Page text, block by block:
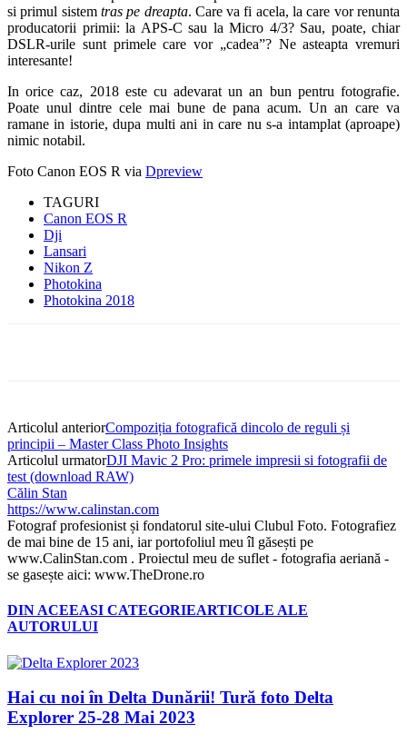
si primul sistem tras pe dreapta. Care va fi acela, la care vor renunta
producatorii primii: la APS-C sau la Micro 4/3? Sau, poate, chiar
DSLR-urile sunt primele care vor „cadea”? Ne asteapta vremuri
interesante!
In orice caz, 2018 este cu adevarat un an bun pentru fotografie.
Poate unul dintre cele mai bune de pana acum. Un an care va
ramane in istorie, dupa multi ani in care nu s-a intamplat (aproape)
nimic notabil.
Foto Canon EOS R via Dpreview
TAGURI
Canon EOS R
Dji
Lansari
Nikon Z
Photokina
Photokina 2018
Articolul anteriorCompoziția fotografică dincolo de reguli și
principii – Master Class Photo Insights
Articolul urmatorDJI Mavic 2 Pro: primele impresii si fotografii de
test (download RAW)
Călin Stan
https://www.calinstan.com
Fotograf profesionist și fondatorul site-ului Clubul Foto. Fotografiez
de mai bine de 15 ani, iar portofoliul meu îl găsești pe
www.CalinStan.com . Proiectul meu de suflet - fotografia aeriană -
se gasește aici: www.TheDrone.ro
DIN ACEEASI CATEGORIEARTICOLE ALE
AUTORULUI
Hai cu noi în Delta Dunării! Tură foto Delta
Explorer 25-28 Mai 2023